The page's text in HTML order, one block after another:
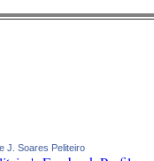
J. Soares Peliteiro